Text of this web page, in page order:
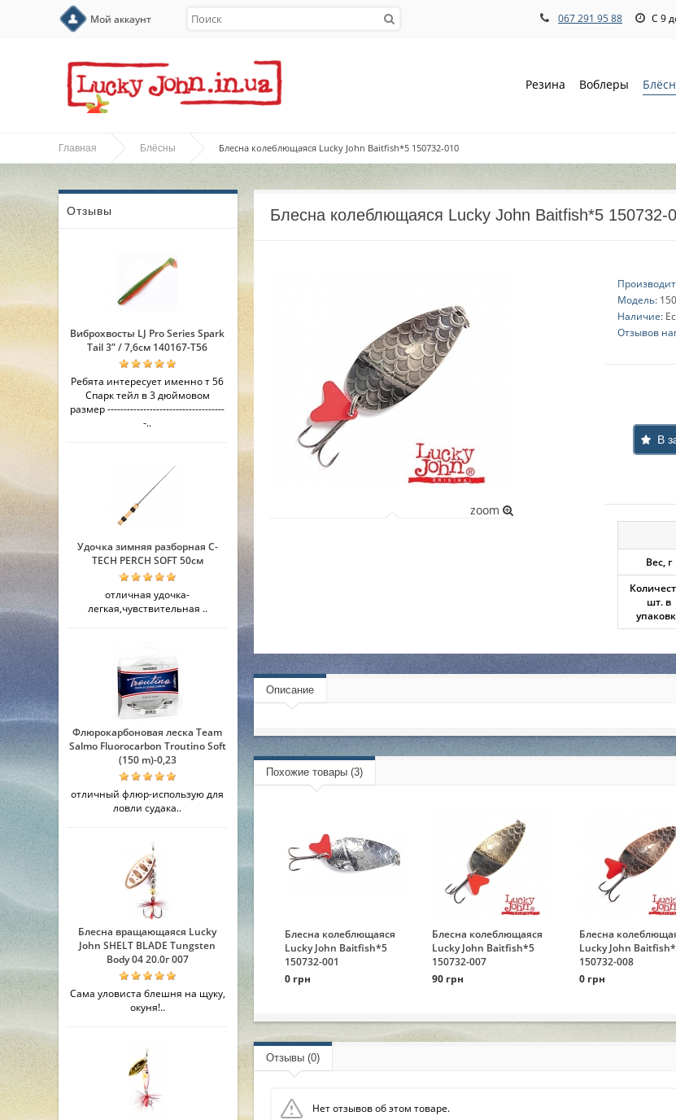
Мой аккаунт 067 291 95 88 С 9
Резина Воблеры
Главная Блёсны Блесна колеблющаяся Lucky John Baitfish*5 150732-010
Отзывы
Виброхвосты LJ Pro Series Spark
Tail 3” / 7,6см 140167-T56
Ребята интересует именно т 56
Спарк тейл в 3 дюймовом
размер ------------------------------------
-..
Удочка зимняя разборная C-
TECH PERCH SOFT 50см
отличная удочка-
легкая,чувствительная ..
Флюрокарбоновая леска Team
Salmo Fluorocarbon Troutino Soft
(150 m)-0,23
отличный флюр-использую для
ловли судака..
Блесна вращающаяся Lucky
John SHELT BLADE Tungsten
Body 04 20.0г 007
Сама уловиста блешня на щуку,
окуня!..
Блесна колеблющаяся Lucky John Baitfish*5 150732-
zoom
Модель:
Наличие:
Отзывов
В
Вес, г
шт. в
Описание
Похожие товары (3)
Блесна колеблющаяся
Lucky John Baitfish*5
150732-001
0 грн
Блесна колеблющаяся
Lucky John Baitfish*5
150732-007
90 грн
Блесна
Lucky John
150732-008
0 грн
Отзывы (0)
Нет отзывов об этом товаре.